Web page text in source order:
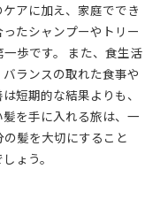
アに加え、家庭ででき
たシャンプーやトリー
歩です。 また、食生活
ランスの取れた食事や
短期的な結果よりも、
を手に入れる旅は、一
髪を大切にすること
ょう。